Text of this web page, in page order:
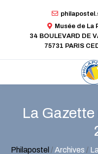
Musée de La
34 BOULEVARD DE
75731 PARIS
La Gazette
Philapostel /Archives /